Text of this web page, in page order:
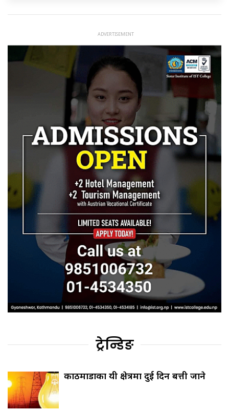
ट्रेन्डिङ
काठमाडौँका यी क्षेत्रमा दुई दिन बत्ती जाने